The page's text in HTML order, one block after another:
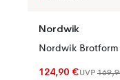
Nordwik
124,90 €UVP